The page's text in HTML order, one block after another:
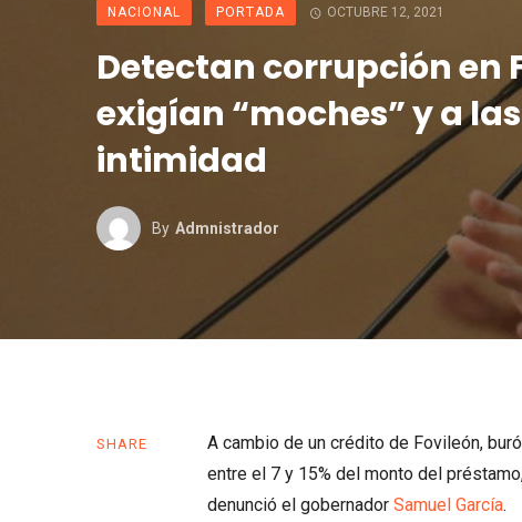
NACIONAL PORTADA OCTUBRE 12, 2021
Detectan corrupción en
exigían “moches” y a
intimidad
By Admnistrador
SHARE A cambio de un crédito de Fovileón,
entre el 7 y 15% del monto del
denunció el gobernador Samuel García.